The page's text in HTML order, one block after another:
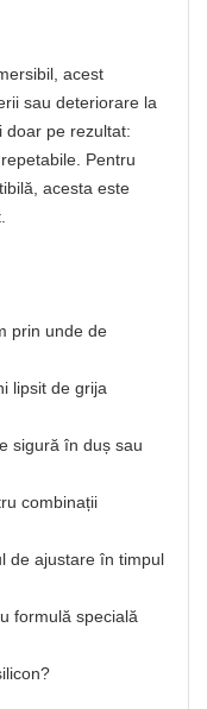
acest
sau deteriorare la
doar pe rezultat:
Pentru
acesta este
prin unde de
lipsit de grija
sigură în duș sau
combinații
de ajustare în timpul
formulă specială